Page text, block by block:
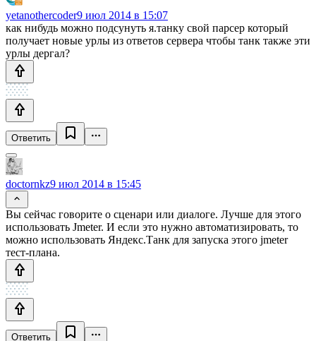
yetanothercoder9 июл 2014 в 15:07
как нибудь можно подсунуть я.танку свой парсер который
получает новые урлы из ответов сервера чтобы танк также эти
урлы дергал?
Ответить
doctornkz9 июл 2014 в 15:45
Вы сейчас говорите о сценари или диалоге. Лучше для этого
использовать Jmeter. И если это нужно автоматизировать, то
можно использовать Яндекс.Танк для запуска этого jmeter
тест-плана.
Ответить